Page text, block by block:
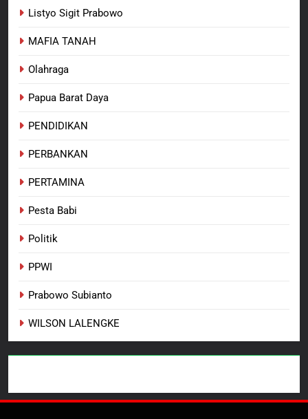
Listyo Sigit Prabowo
MAFIA TANAH
Olahraga
Papua Barat Daya
PENDIDIKAN
PERBANKAN
PERTAMINA
Pesta Babi
Politik
PPWI
Prabowo Subianto
WILSON LALENGKE